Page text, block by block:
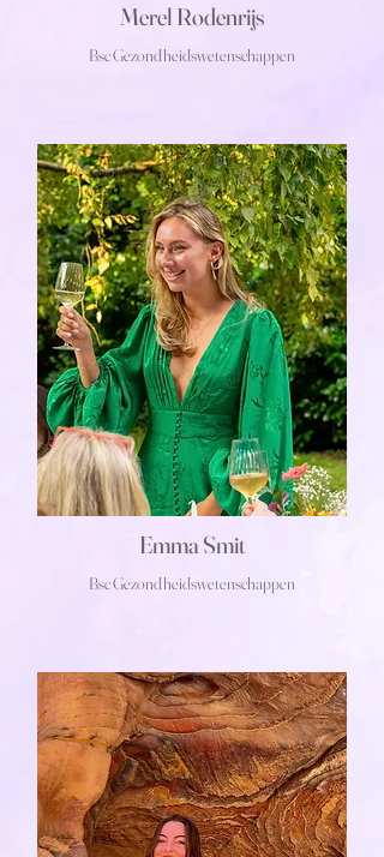
Merel Rodenrijs
Bsc Gezondheidswetenschappen
Emma Smit
Bsc Gezondheidswetenschappen